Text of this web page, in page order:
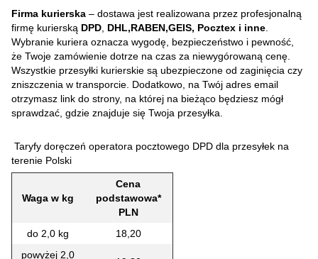
Firma kurierska – dostawa jest realizowana przez profesjonalną
firmę kurierską DPD DHL,RABEN,GEIS, Pocztex i inne
Wybranie kuriera oznacza wygodę, bezpieczeństwo i pewność,
że Twoje zamówienie dotrze na czas za niewygórowaną cenę.
Wszystkie przesyłki kurierskie są ubezpieczone od zaginięcia czy
zniszczenia w transporcie. Dodatkowo, na Twój adres email
otrzymasz link do strony, na której na bieżąco będziesz mógł
sprawdzać, gdzie znajduje się Twoja przesyłka.
Taryfy doręczeń operatora pocztowego DPD dla przesyłek na
terenie Polski
Waga w kg
Cena
podstawowa*
PLN
do 2,0 kg
18,20
powyżej 2,0